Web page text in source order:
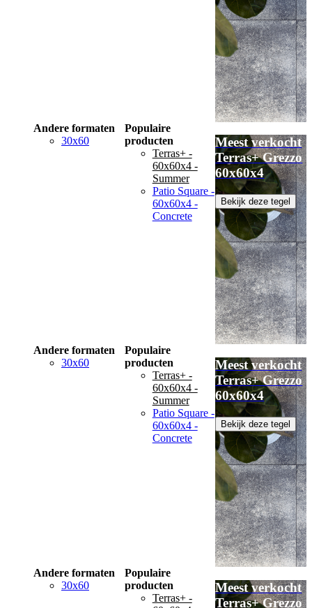
Andere formaten
30x60
Populaire
producten
Terras+ -
60x60x4 -
Summer
Patio Square -
60x60x4 -
Concrete
Meest verkocht
Terras+ Grezzo
60x60x4
Bekijk deze tegel
Andere formaten
30x60
Populaire
producten
Terras+ -
60x60x4 -
Summer
Patio Square -
60x60x4 -
Concrete
Meest verkocht
Terras+ Grezzo
60x60x4
Bekijk deze tegel
Andere formaten
30x60
Populaire
producten
Terras+ -
Meest verkocht
Terras+ Grezzo